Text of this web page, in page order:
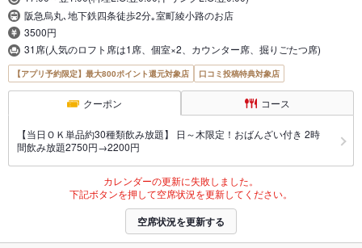
阪急烏丸､地下鉄四条徒歩2分｡室町綾小路のお店
3500円
31席(人気のロフト席は1席、個室×2、カウンター席、掘りごたつ席)
【アプリ予約限定】最大800ポイント還元対象店 口コミ投稿特典対象店
クーポン コース
【当日ＯＫ単品約30種類飲み放題】 日～木限定！おばんざい付き 2時
間飲み放題2750円→2200円
カレンダーの更新に失敗しました。
下記ボタンを押して空席状況を更新してください。
空席状況を更新する